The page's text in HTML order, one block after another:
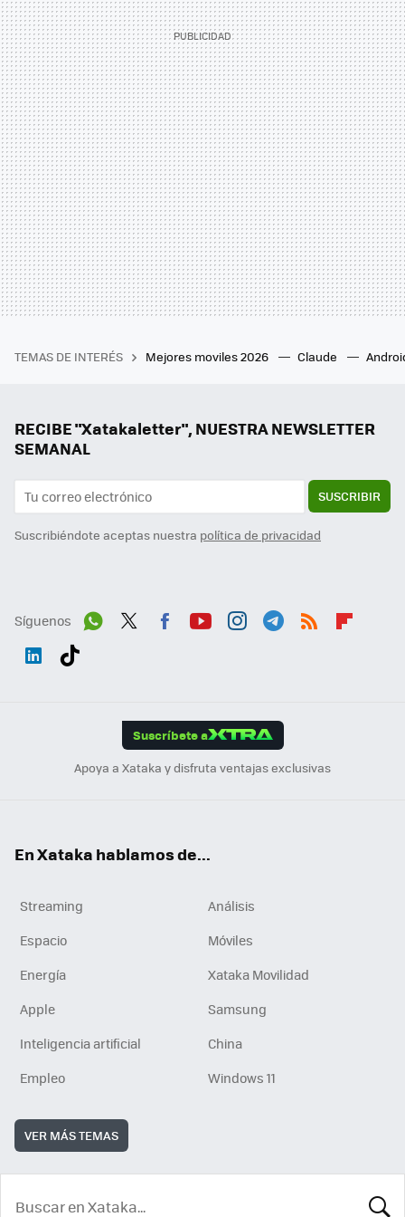
TEMAS DE INTERÉS Mejores moviles 2026 Claude
RECIBE "Xatakaletter", NUESTRA NEWSLETTER
SEMANAL
SUSCRIBIR
Suscribiéndote aceptas nuestra política de privacidad
Síguenos
Suscríbete a
Apoya a Xataka y disfruta ventajas exclusivas
En Xataka hablamos de...
Streaming
Análisis
Espacio
Móviles
Energía
Xataka Movilidad
Apple
Samsung
Inteligencia artificial
China
Empleo
Windows 11
VER MÁS TEMAS